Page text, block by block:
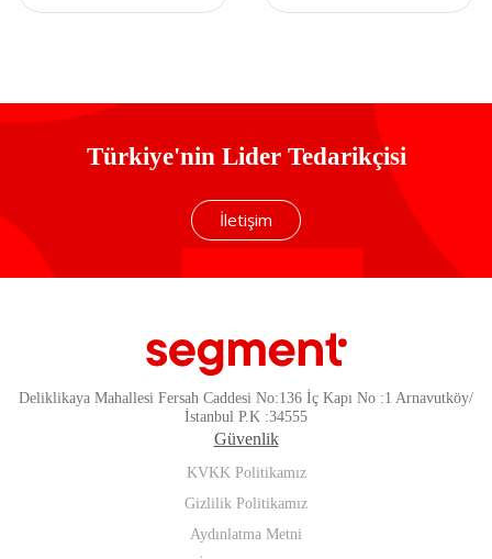
Türkiye'nin Lider Tedarikçisi
İletişim
Deliklikaya Mahallesi Fersah Caddesi No:136 İç Kapı No :1 Arnavutköy/
İstanbul P.K :34555
Güvenlik
KVKK Politikamız
Gizlilik Politikamız
Aydınlatma Metni